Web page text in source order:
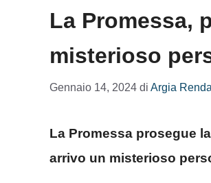
La Promessa,
misterioso
Gennaio 14, 2024 di Argia Renda
La Promessa prosegue
arrivo un misterioso